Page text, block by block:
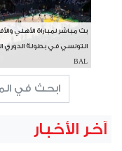
بث مباشر لمباراة الأهلي
التونسي في بطولة الدوري
BAL
آخر الأخبار